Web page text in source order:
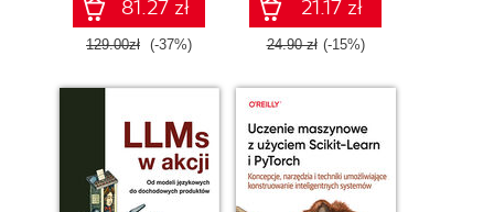
81.27 zł
129.00zł (-37%)
21.17 zł
24.90 zł (-15%)